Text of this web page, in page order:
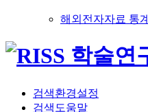
해외전자자료 통계
검색환경설정
검색도움말